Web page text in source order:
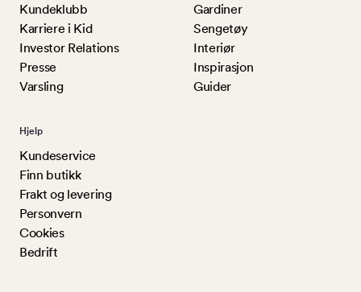
Kundeklubb
Karriere i Kid
Investor Relations
Presse
Varsling
Gardiner
Sengetøy
Interiør
Inspirasjon
Guider
Hjelp
Kundeservice
Finn butikk
Frakt og levering
Personvern
Cookies
Bedrift